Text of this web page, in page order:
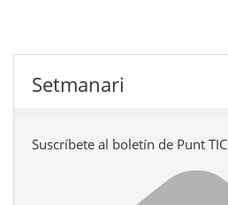
Setmanari
Suscríbete al boletín de Punt TIC